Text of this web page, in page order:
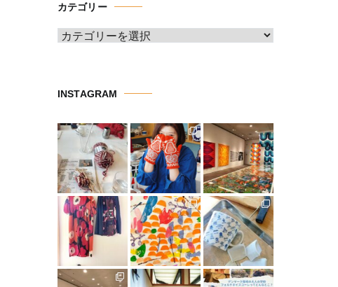
ブ
カテゴリー
カ
ー
INSTAGRAM